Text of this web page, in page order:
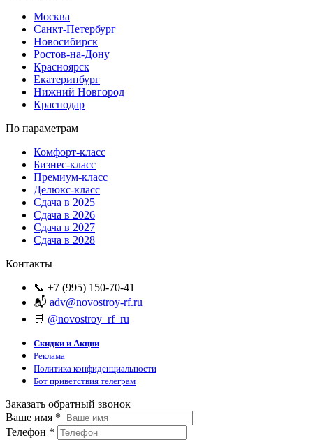
Москва
Санкт-Петербург
Новосибирск
Ростов-на-Дону
Красноярск
Екатеринбург
Нижний Новгород
Краснодар
По параметрам
Комфорт-класс
Бизнес-класс
Премиум-класс
Делюкс-класс
Сдача в 2025
Сдача в 2026
Сдача в 2027
Сдача в 2028
Контакты
📞 +7 (995) 150-70-41
📬 adv@novostroy-rf.ru
🛒 @novostroy_rf_ru
Скидки и Акции
Реклама
Политика конфиденциальности
Бот приветствия телеграм
Заказать обратный звонок
Ваше имя *
Телефон *